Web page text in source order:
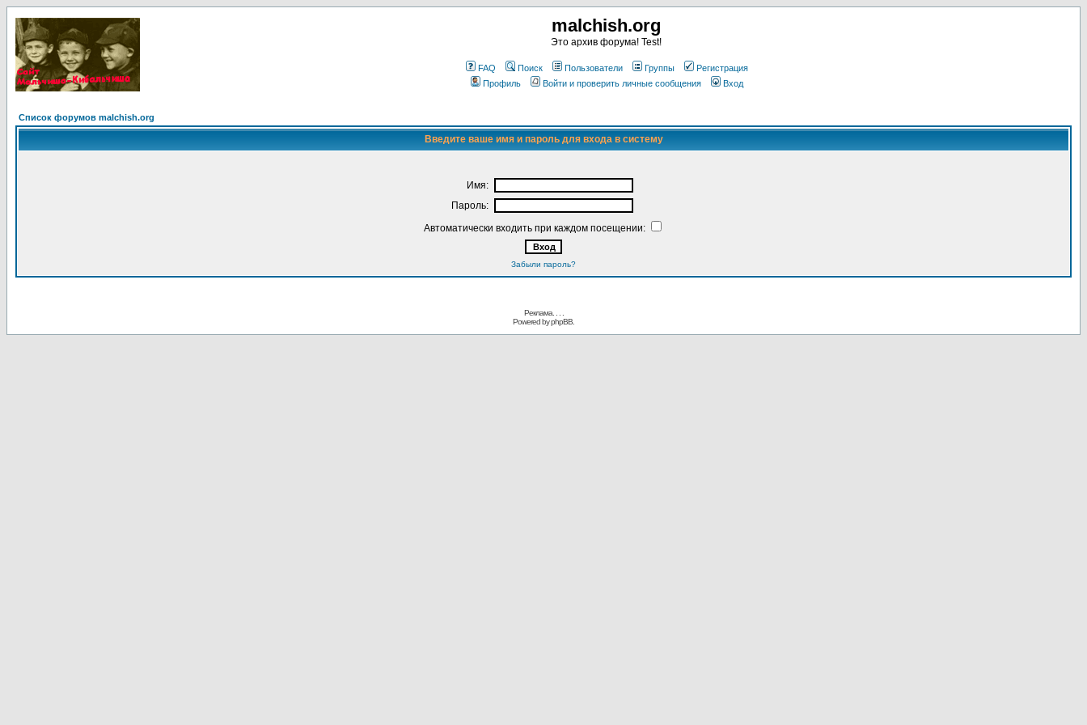
malchish.org
Это архив форума! Test!
FAQ Поиск Пользователи Группы
Регистрация
Профиль
Войти и проверить личные сообщения Вход
Список форумов malchish.org
Введите ваше имя и пароль для входа в систему
Имя:
Пароль:
Автоматически входить при каждом посещении:
Забыли пароль?
Реклама. . .
Powered byphpBB.